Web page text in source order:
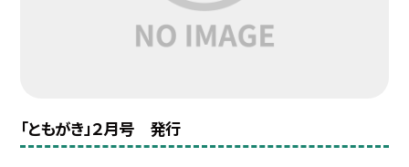
「ともがき」２月号 発行